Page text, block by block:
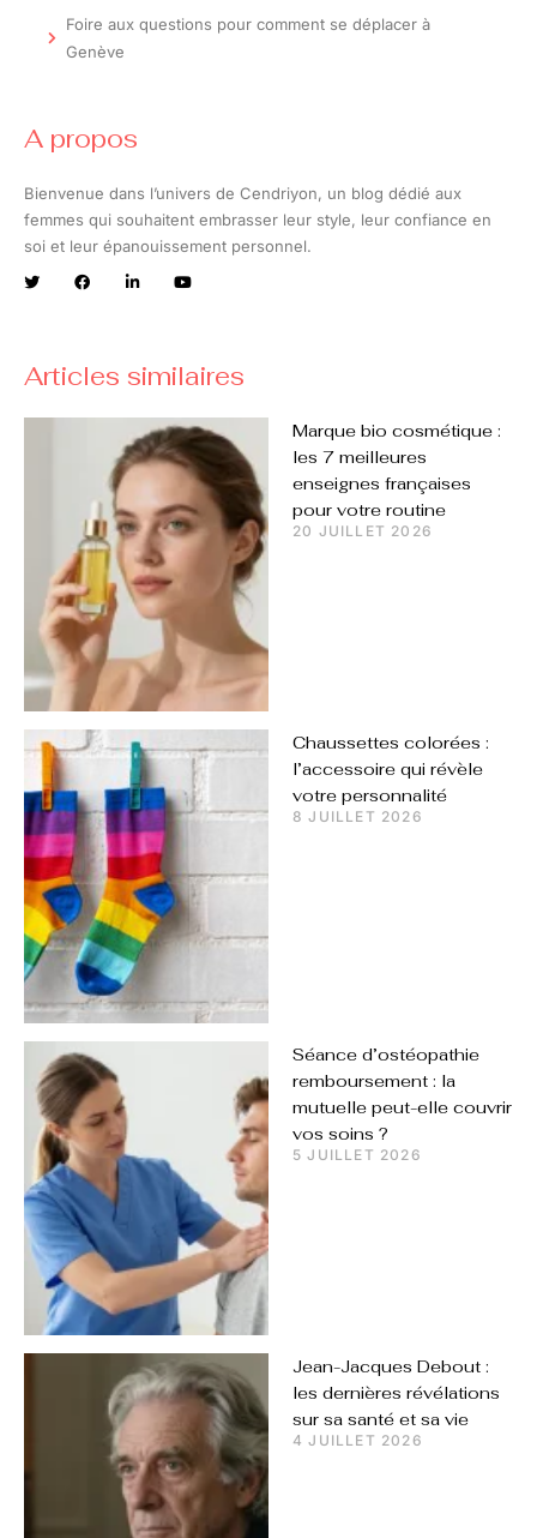
Foire aux questions pour comment se déplacer à
Genève
A propos
Bienvenue dans l’univers de Cendriyon, un blog dédié aux
femmes qui souhaitent embrasser leur style, leur confiance en
soi et leur épanouissement personnel.
Articles similaires
Marque bio cosmétique :
les 7 meilleures
enseignes françaises
pour votre routine
20 JUILLET 2026
Chaussettes colorées :
l’accessoire qui révèle
votre personnalité
8 JUILLET 2026
Séance d’ostéopathie
remboursement : la
mutuelle peut-elle couvrir
vos soins ?
5 JUILLET 2026
Jean-Jacques Debout :
les dernières révélations
sur sa santé et sa vie
4 JUILLET 2026